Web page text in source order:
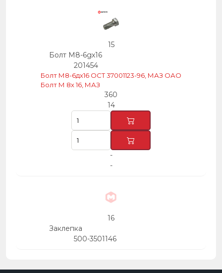
15
Болт М8-6gх16
201454
Болт М8-6дх16 ОСТ 37001123-96, МАЗ ОАО
Болт М 8х 16, МАЗ
360
14
-
-
16
Заклепка
500-3501146